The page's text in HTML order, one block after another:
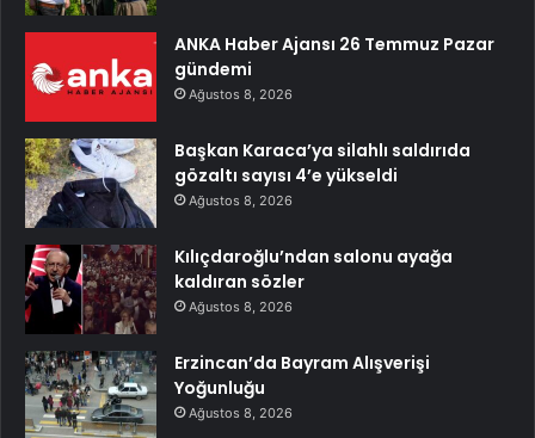
ANKA Haber Ajansı 26 Temmuz Pazar
gündemi
Ağustos 8, 2026
Başkan Karaca’ya silahlı saldırıda
gözaltı sayısı 4’e yükseldi
Ağustos 8, 2026
Kılıçdaroğlu’ndan salonu ayağa
kaldıran sözler
Ağustos 8, 2026
Erzincan’da Bayram Alışverişi
Yoğunluğu
Ağustos 8, 2026